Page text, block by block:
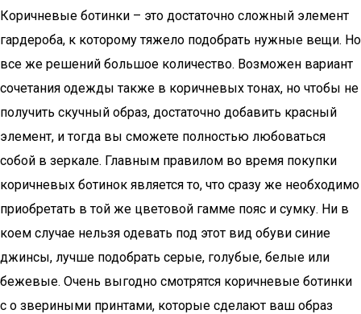
Коричневые ботинки – это достаточно сложный элемент
гардероба, к которому тяжело подобрать нужные вещи. Но
все же решений большое количество. Возможен вариант
сочетания одежды также в коричневых тонах, но чтобы не
получить скучный образ, достаточно добавить красный
элемент, и тогда вы сможете полностью любоваться
собой в зеркале. Главным правилом во время покупки
коричневых ботинок является то, что сразу же необходимо
приобретать в той же цветовой гамме пояс и сумку. Ни в
коем случае нельзя одевать под этот вид обуви синие
джинсы, лучше подобрать серые, голубые, белые или
бежевые. Очень выгодно смотрятся коричневые ботинки
с о звериными принтами, которые сделают ваш образ